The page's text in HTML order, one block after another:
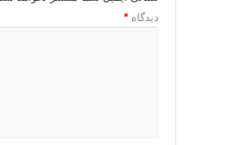
دیدگاه*